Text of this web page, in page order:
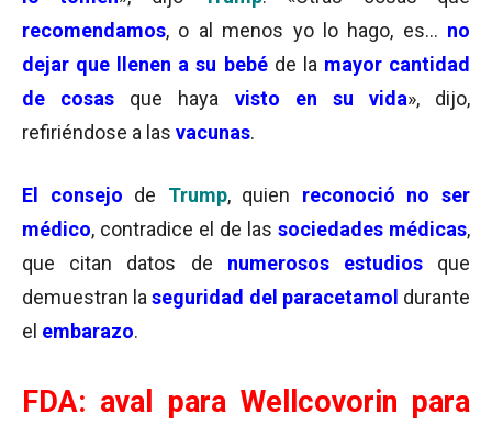
recomendamos, o al menos yo lo hago, es… no
dejar que llenen a su bebéde la mayor cantidad
de cosas que haya visto en su vida», dijo,
refiriéndose a las vacunas.
El consejo de Trump, quien reconoció no ser
médico, contradice el de las sociedades médicas,
que citan datos de numerosos estudios
que
demuestran laseguridad del paracetamol durante
el embarazo.
FDA: aval para Wellcovorin para